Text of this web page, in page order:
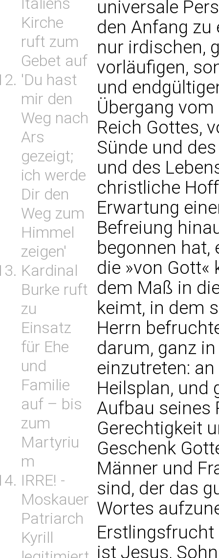
Italiens
Kirche
ruft zum
Gebet auf
'Du hast
mir den
Weg nach
Ars
gezeigt;
ich werde
Dir den
Weg zum
Himmel
zeigen'
Kardinal
Burke ruft
zu
Einsatz
für Ehe
und
Familie
auf – bis
zum
Martyriu
m
IRRE! -
Moskauer
Patriarch
Kyrill
universale
den Anfang
nur irdischen,
vorläufigen,
und
Übergang
Reich Gottes,
Sünde und
und des
christliche
Erwartung
Befreiung
begonnen hat,
die »von
dem Maß in
keimt, in dem
Herrn
darum, ganz
einzutreten:
Heilsplan, und
Aufbau seines
Gerechtigkeit
Geschenk
Männer und
sind, der das
Wortes
ist Jesus,